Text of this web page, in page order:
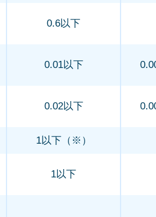
0.6以下
0.01以下
0.02以下
1以下（※）
1以下